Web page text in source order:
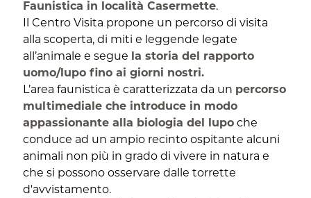
Faunistica in località Casermette.
Il Centro Visita propone un percorso di visita
alla scoperta, di miti e leggende legate
all’animale e segue la storia del rapporto
uomo/lupo fino ai giorni nostri.
L’area faunistica è caratterizzata da un percorso
multimediale che introduce in modo
appassionante alla biologia del lupo che
conduce ad un ampio recinto ospitante alcuni
animali non più in grado di vivere in natura e
che si possono osservare dalle torrette
d'avvistamento.